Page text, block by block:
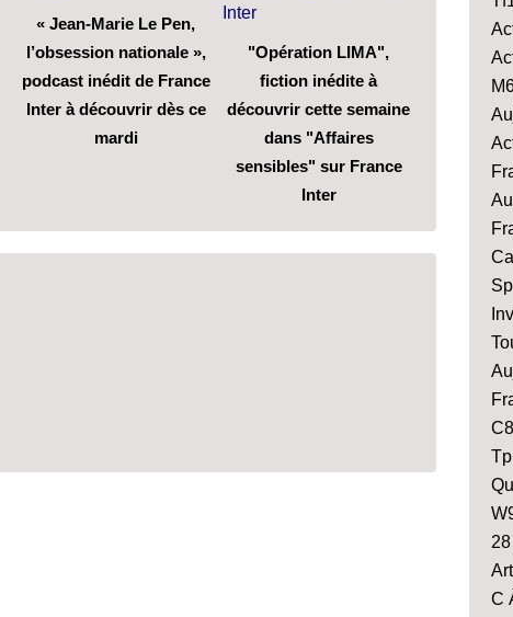
« Jean-Marie Le Pen,
l’obsession nationale »,
podcast inédit de France
Inter à découvrir dès ce
mardi
"Opération LIMA",
fiction inédite à
découvrir cette semaine
dans "Affaires
sensibles" sur France
Inter
C8
C